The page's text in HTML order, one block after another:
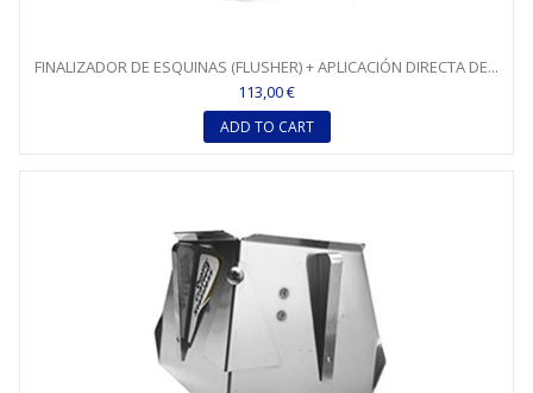
FINALIZADOR DE ESQUINAS (FLUSHER) + APLICACIÓN DIRECTA DE...
113,00 €
ADD TO CART